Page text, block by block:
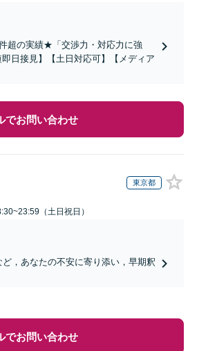
超の実績★「交渉力・対応力に強
日接見】【土日対応可】【メディア
でお問い合わせ
東京都
（土日祝日）
，あなたの不安に寄り添い，早期釈
でお問い合わせ